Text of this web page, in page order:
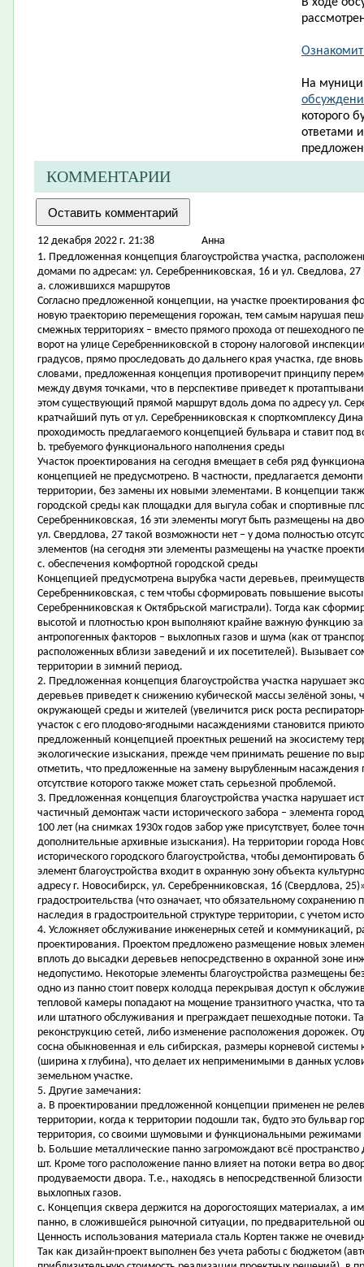
На
которого
ответами
КОММЕНТАРИИ
12 декабря 2022 г. 21:38
Aнна
1. Предложенная концепция благоустройства участка,
домами по адресам: ул. Серебренниковская, 16 и ул. Сведлова, 27
a. сложившихся маршрутов
Согласно предложенной концепции, на участке проектирования
новую траекторию перемещения горожан, тем самым нарушая
смежных территориях – вместо прямого прохода от пешеходного
ворот на улице Серебренниковской в сторону налоговой
градусов, прямо проследовать до дальнего края участка, где
словами, предложенная концепция противоречит принципу
между двумя точками, что в перспективе приведет к
этом существующий прямой маршрут вдоль дома по адресу ул.
кратчайший путь от ул. Серебренниковская к спорткомплексу
проходимость предлагаемого концепцией бульвара и ставит под
b. требуемого функционального наполнения среды
Участок проектирования на сегодня вмещает в себя ряд
концепцией не предусмотрено. В частности, предлагается
территории, без замены их новыми элементами. В концепции
городской среды как площадки для выгула собак и спортивные
Серебренниковская, 16 эти элементы могут быть размещены на
ул. Свердлова, 27 такой возможности нет – у дома полностью
элементов (на сегодня эти элементы размещены на участке
c. обеспечения комфортной городской среды
Концепцией предусмотрена вырубка части деревьев,
Серебренниковская, с тем чтобы сформировать повышение
Серебренниковская к Октябрьской магистрали). Тогда как
высотой и плотностью крон выполняют крайне важную функцию
антропогенных факторов – выхлопных газов и шума (как от
расположенных вблизи заведений и их посетителей). Вызывает
территории в зимний период.
2. Предложенная концепция благоустройства участка нарушает
деревьев приведет к снижению кубической массы зелёной зоны,
окружающей среды и жителей (увеличится риск роста
участок с его плодово-ягодными насаждениями становится
предложенный концепцией проектных решений на экосистему
экологические изыскания, прежде чем принимать решение по
отметить, что предложенные на замену вырубленным
отсутствие которого также может стать серьезной проблемой.
3. Предложенная концепция благоустройства участка нарушает
частичный демонтаж части исторического забора – элемента
100 лет (на снимках 1930х годов забор уже присутствует, более
дополнительные архивные изыскания). На территории города
исторического городского благоустройства, чтобы
элемент благоустройства входит в охранную зону объекта
адресу г. Новосибирск, ул. Серебренниковская, 16 (Свердлова,
градостроительства (что означает, что обязательному
наследия в градостроительной структуре территории, с учетом
4. Усложняет обслуживание инженерных сетей и коммуникаций,
проектирования. Проектом предложено размещение новых
вплоть до высадки деревьев непосредственно в охранной зоне
недопустимо. Некоторые элементы благоустройства размещены
одно из панно стоит поверх колодца перекрывая доступ к
тепловой камеры попадают на мощение транзитного участка, что
или штатного обслуживания и преграждает пешеходные потоки.
реконструкцию сетей, либо изменение расположения дорожек.
сосна обыкновенная и ель сибирская, размеры корневой
(ширина х глубина), что делает их неприменимыми в данных
земельном участке.
5. Другие замечания:
a. В проектировании предложенной концепции применен не
территории, когда к территории подошли так, будто это бульвар
территория, со своими шумовыми и функциональными режимами
b. Большие металлические панно загромождают всё
шт. Кроме того расположение панно влияет на потоки ветра во
продуваемости двора. Т.е., находясь в непосредственной
выхлопных газов.
c. Концепция сквера держится на дорогостоящих материалах, а
панно, в сложившейся рыночной ситуации, по предварительной
Ценность использования материала сталь Кортен также не
Так как дизайн-проект выполнен без учета работы с бюджетом